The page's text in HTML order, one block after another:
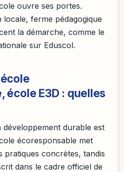
ouvre ses portes.
locale, ferme pédagogique
la démarche, comme le
sur Eduscol.
école E3D : quelles
développement durable est
écoresponsable met
pratiques concrètes, tandis
dans le cadre officiel de